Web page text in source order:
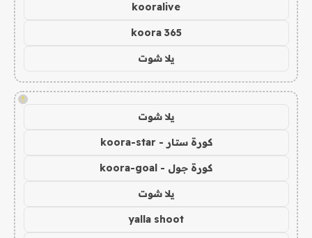
kooralive
koora 365
يلا شوت
!
يلا شوت
كورة ستار - koora-star
كورة جول - koora-goal
يلا شوت
yalla shoot